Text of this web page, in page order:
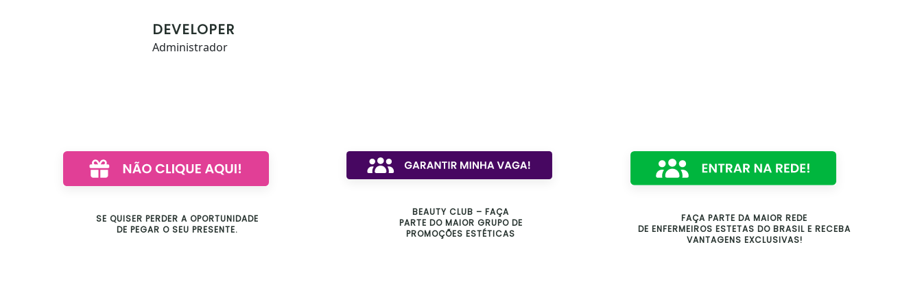
DEVELOPER
Administrador
SE QUISER PERDER A OPORTUNIDADE
DE PEGAR O SEU PRESENTE.
BEAUTY CLUB – FAÇA
PARTE DO MAIOR GRUPO DE
PROMOÇÕES ESTÉTICAS
FAÇA PARTE DA MAIOR REDE
DE ENFERMEIROS ESTETAS DO BRASIL E RECEBA
VANTAGENS EXCLUSIVAS!